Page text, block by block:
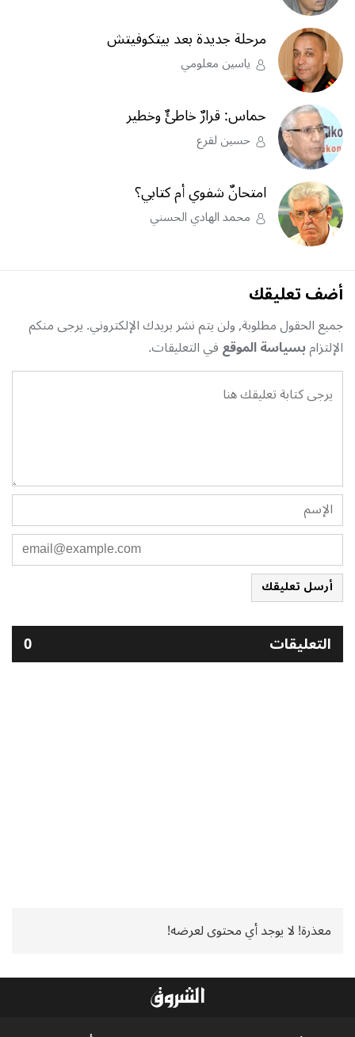
مرحلة جديدة بعد بيتكوفيتش
ياسين معلومي
حماس: قرارٌ خاطئٌ وخطير
حسين لقرع
امتحانٌ شفوي أم كتابي؟
محمد الهادي الحسني
أضف تعليقك
جميع الحقول مطلوبة, ولن يتم نشر بريدك الإلكتروني. يرجى منكم
الإلتزامبسياسة الموقعفي التعليقات.
أرسل تعليقك
التعليقات 0
معذرة! لا يوجد أي محتوى لعرضه!